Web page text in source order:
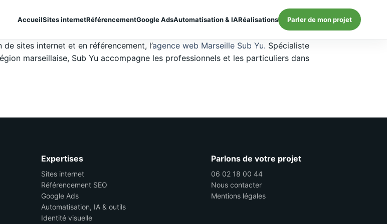
AccueilSites internetRéférencementGoogle AdsAutomatisation & IARéalisations Parler de mon projet
sites internet et en référencement, l’agence web Marseille Sub Yu. Spécialiste
marseillaise, Sub Yu accompagne les professionnels et les particuliers dans
Expertises
Sites internet
Référencement SEO
Google Ads
Automatisation, IA & outils
Identité visuelle
Parlons de votre projet
06 02 18 00 44
Nous contacter
Mentions légales